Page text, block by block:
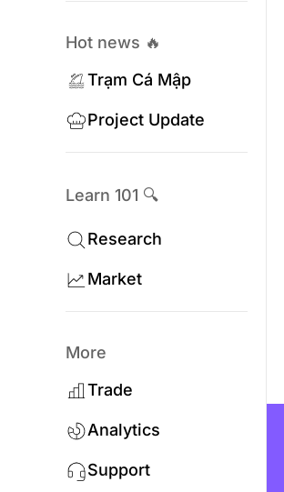
Hot news 🔥
Trạm Cá Mập
Project Update
Learn 101 🔍
Research
Market
More
Trade
Analytics
Support